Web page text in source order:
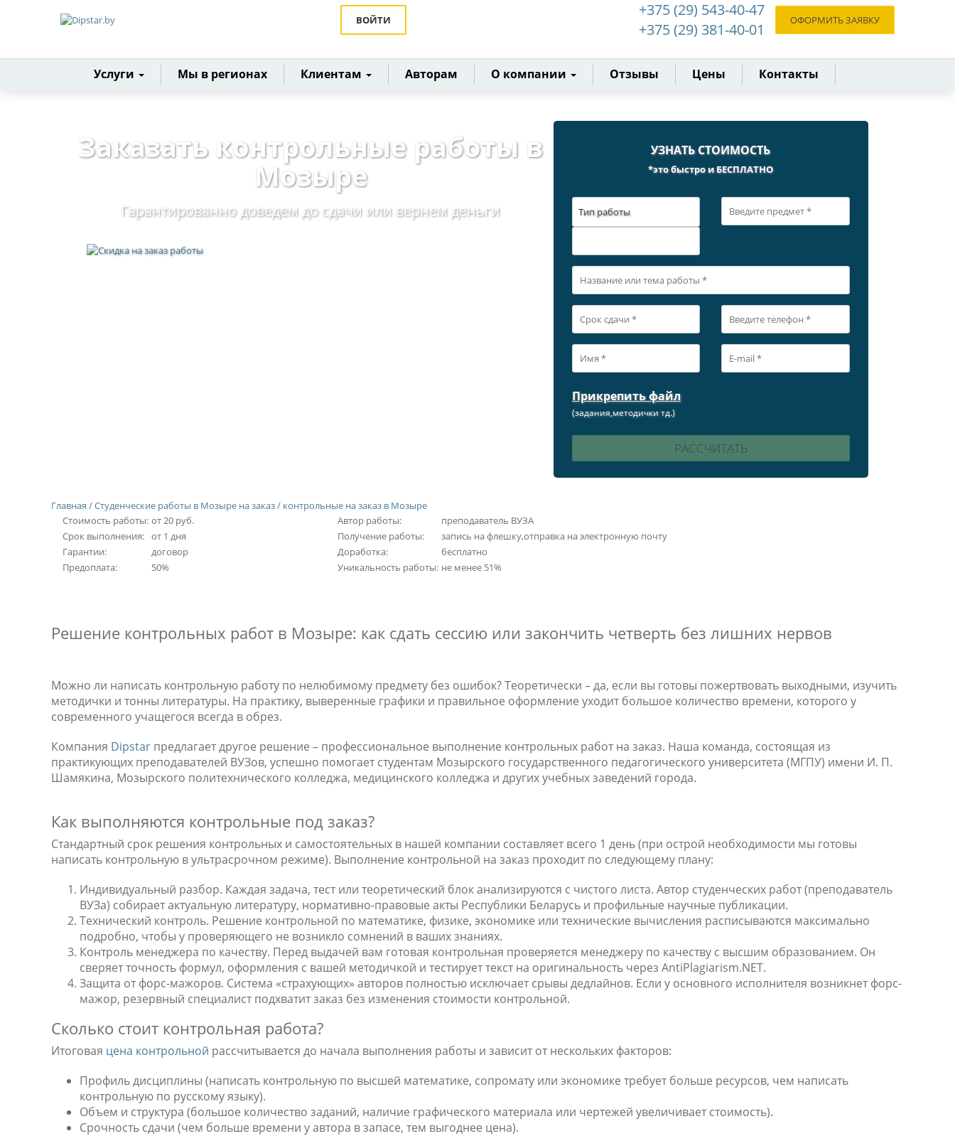
ВОЙТИ
+375 (29) 543-40-47
+375 (29) 381-40-01
ОФОРМИТЬ ЗАЯВКУ
Главная
Услуги Мы в регионах Клиентам Авторам О компании Отзывы Цены Контакты
Заказать контрольные работы в
Мозыре
Гарантированно доведем до сдачи или вернем деньги
УЗНАТЬ СТОИМОСТЬ
*это быстро и БЕСПЛАТНО
Тип работы
Прикрепить файл
(задания,методички тд.)
Главная /Студенческие работы в Мозыре на заказ/ контрольные на заказ в Мозыре
Стоимость работы: от 20 руб.
Срок выполнения: от 1 дня
Гарантии:
договор
Предоплата:
50%
Автор работы:
преподаватель ВУЗА
Получение работы:
запись на флешку,отправка на электронную почту
Доработка:
бесплатно
Уникальность работы: не менее 51%
Решение контрольных работ в Мозыре: как сдать сессию или закончить четверть без лишних нервов
Можно ли написать контрольную работу по нелюбимому предмету без ошибок? Теоретически – да, если вы готовы пожертвовать выходными, изучить
методички и тонны литературы. На практику, выверенные графики и правильное оформление уходит большое количество времени, которого у
современного учащегося всегда в обрез.
Компания Dipstar предлагает другое решение – профессиональное выполнение контрольных работ на заказ. Наша команда, состоящая из
практикующих преподавателей ВУЗов, успешно помогает студентам Мозырского государственного педагогического университета (МГПУ) имени И. П.
Шамякина, Мозырского политехнического колледжа, медицинского колледжа и других учебных заведений города.
Как выполняются контрольные под заказ?
Стандартный срок решения контрольных и самостоятельных в нашей компании составляет всего 1 день (при острой необходимости мы готовы
написать контрольную в ультрасрочном режиме). Выполнение контрольной на заказ проходит по следующему плану:
Индивидуальный разбор. Каждая задача, тест или теоретический блок анализируются с чистого листа. Автор студенческих работ (преподаватель
ВУЗа) собирает актуальную литературу, нормативно-правовые акты Республики Беларусь и профильные научные публикации.
Технический контроль. Решение контрольной по математике, физике, экономике или технические вычисления расписываются максимально
подробно, чтобы у проверяющего не возникло сомнений в ваших знаниях.
Контроль менеджера по качеству. Перед выдачей вам готовая контрольная проверяется менеджеру по качеству с высшим образованием. Он
сверяет точность формул, оформления с вашей методичкой и тестирует текст на оригинальность через AntiPlagiarism.NET.
Защита от форс-мажоров. Система «страхующих» авторов полностью исключает срывы дедлайнов. Если у основного исполнителя возникнет форс-
мажор, резервный специалист подхватит заказ без изменения стоимости контрольной.
Сколько стоит контрольная работа?
Итоговая цена контрольной рассчитывается до начала выполнения работы и зависит от нескольких факторов:
Профиль дисциплины (написать контрольную по высшей математике, сопромату или экономике требует больше ресурсов, чем написать
контрольную по русскому языку).
Объем и структура (большое количество заданий, наличие графического материала или чертежей увеличивает стоимость).
Срочность сдачи (чем больше времени у автора в запасе, тем выгоднее цена).